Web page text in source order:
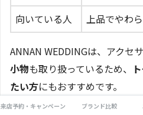
向いている人
上品でやわ
ANNAN WEDDINGは、アクセ
小物も取り扱っているため、
たい方にもおすすめです。
来店予約・キャンペーン ブランド比較